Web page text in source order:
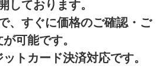
しております。
、すぐに価格のご確認・ご
可能です。
トカード決済対応です。